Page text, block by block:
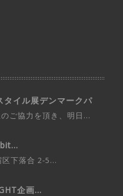
タイル展デンマークパ
ご協力を頂き、明日...
下落合 2-5...
企画...